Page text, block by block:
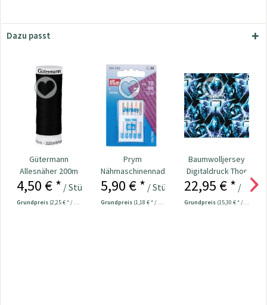
Dazu passt
Gütermann
Allesnäher 200m
Fb. 000 - schwarz
4,50 € * / Stück
Grundpreis (2,25 € * / 100 Meter)
Prym
Nähmaschinennadeln
130/705 Jersey
5,90 € * / Stück
Grundpreis (1,18 € * / 1 Stück)
Baumwolljersey
Digitaldruck Thor
22,95 € * /
Grundpreis (15,30 € * / 1 m²)